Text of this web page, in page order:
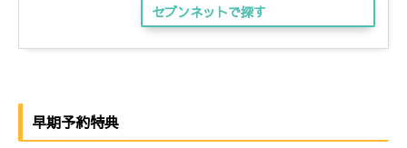
セブンネットで探す
早期予約特典